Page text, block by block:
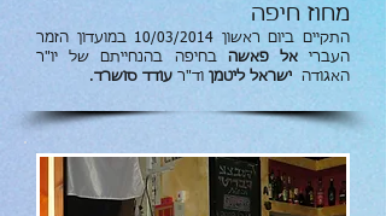
מחוז חיפה
התקיים ביום ראשון 10/03/2014 במועדון הזמר
העבריאל פאשהבחיפה בהנחייתם של יו"ר
האגודה
ישראל ליטמן וד"ר עודד סושרד.